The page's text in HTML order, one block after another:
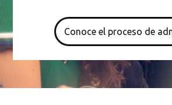
Conoce el proceso de